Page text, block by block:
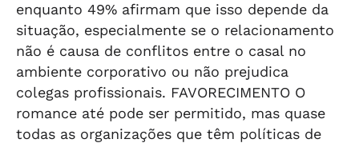
enquanto 49% afirmam que isso depende da
situação, especialmente se o relacionamento
não é causa de conflitos entre o casal no
ambiente corporativo ou não prejudica
colegas profissionais. FAVORECIMENTO O
romance até pode ser permitido, mas quase
todas as organizações que têm políticas de